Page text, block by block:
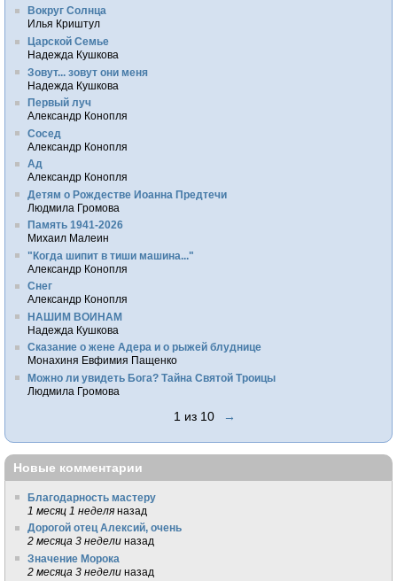
Вокруг Солнца
Илья Криштул
Царской Семье
Надежда Кушкова
Зовут... зовут они меня
Надежда Кушкова
Первый луч
Александр Конопля
Сосед
Александр Конопля
Ад
Александр Конопля
Детям о Рождестве Иоанна Предтечи
Людмила Громова
Память 1941-2026
Михаил Малеин
"Когда шипит в тиши машина..."
Александр Конопля
Снег
Александр Конопля
НАШИМ ВОИНАМ
Надежда Кушкова
Сказание о жене Адера и о рыжей блуднице
Монахиня Евфимия Пащенко
Можно ли увидеть Бога? Тайна Святой Троицы
Людмила Громова
1 из 10 →
Новые комментарии
Благодарность мастеру
1 месяц 1 неделя назад
Дорогой отец Алексий, очень
2 месяца 3 недели назад
Значение Морока
2 месяца 3 недели назад